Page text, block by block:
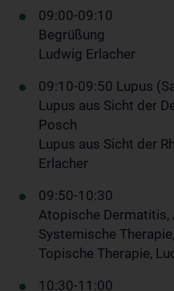
09:00-09:10
Begrüßung
Ludwig Erlacher
09:10-09:50 Lupus
Lupus aus Sicht der
Posch
Lupus aus Sicht der
Erlacher
09:50-10:30
Atopische Dermatitis,
Systemische
Topische Therapie,
10:30-11:00